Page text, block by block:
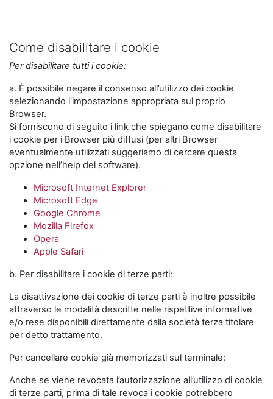
Come disabilitare i cookie
Per disabilitare tutti i cookie:
a. È possibile negare il consenso all’utilizzo dei cookie
selezionando l'impostazione appropriata sul proprio
Browser.
Si forniscono di seguito i link che spiegano come disabilitare
i cookie per i Browser più diffusi (per altri Browser
eventualmente utilizzati suggeriamo di cercare questa
opzione nell’help del software).
Microsoft Internet Explorer
Microsoft Edge
Google Chrome
Mozilla Firefox
Opera
Apple Safari
b. Per disabilitare i cookie di terze parti:
La disattivazione dei cookie di terze parti è inoltre possibile
attraverso le modalità descritte nelle rispettive informative
e/o rese disponibili direttamente dalla società terza titolare
per detto trattamento.
Per cancellare cookie già memorizzati sul terminale:
Anche se viene revocata l’autorizzazione all’utilizzo di cookie
di terze parti, prima di tale revoca i cookie potrebbero